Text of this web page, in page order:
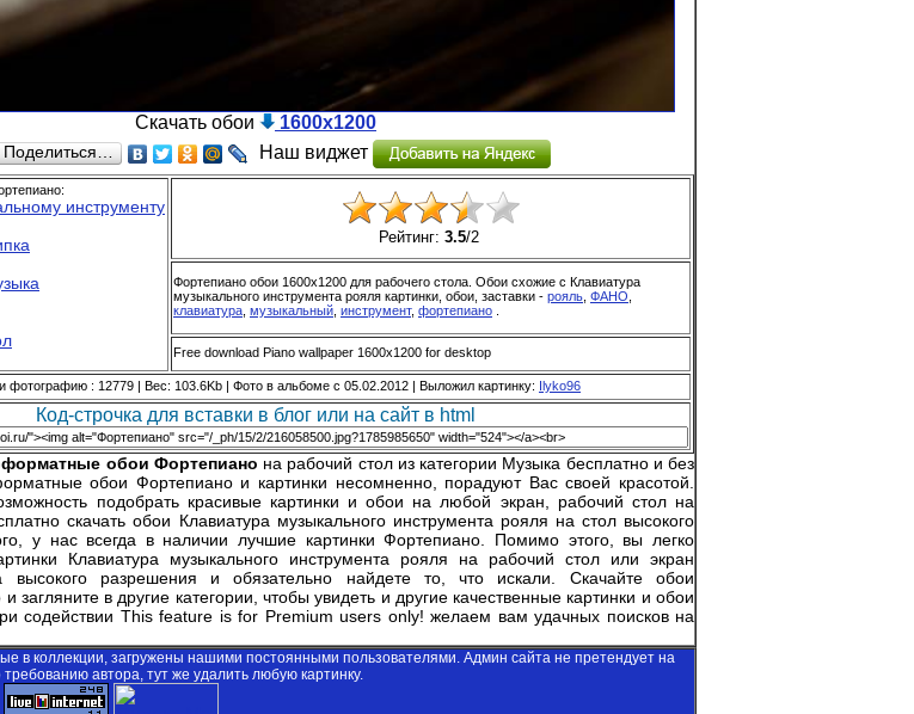
Скачать обои 1600x1200
Поделиться… Наш виджет
инструменту
Рейтинг: 3.5/2
Фортепиано обои 1600x1200 для рабочего стола. Обои схожие с Клавиатура
музыкального инструмента рояля картинки, обои, заставки - рояль ФАНО
клавиатура музыкальный инструмент, фортепиано
Free download Piano wallpaper 1600x1200 for desktop
фотографию : 12779 | Вес: 103.6Kb | Фото в альбоме с 05.02.2012 | Выложил картинку: Ilyko96
Код-строчка для вставки в блог или на сайт в html
обои Фортепиано на рабочий стол из категории Музыка бесплатно и без
обои Фортепиано и картинки несомненно, порадуют Вас своей красотой.
подобрать красивые картинки и обои на любой экран, рабочий стол на
скачать обои Клавиатура музыкального инструмента рояля на стол высокого
у нас всегда в наличии лучшие картинки Фортепиано. Помимо этого, вы легко
Клавиатура музыкального инструмента рояля на рабочий стол или экран
высокого разрешения и обязательно найдете то, что искали. Скачайте обои
загляните в другие категории, чтобы увидеть и другие качественные картинки и обои
содействии This feature is for Premium users only! желаем вам удачных поисков на
в коллекции, загружены нашими постоянными пользователями. Админ сайта не претендует на
требованию автора, тут же удалить любую картинку.